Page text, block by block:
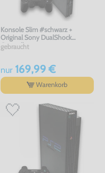
Konsole Slim #schwarz +
Original Sony DualShock
Controller
gebraucht
nur169,99 €
Warenkorb